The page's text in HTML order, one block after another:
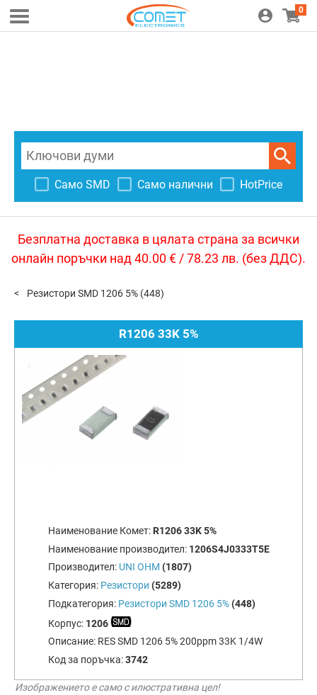
0
Само SMD Само налични HotPrice
Безплатна доставка в цялата страна за всички
онлайн поръчки над 40.00 € / 78.23 лв. (без ДДС).
Резистори SMD 1206 5% (448)
R1206 33K 5%
Наименование Комет: R1206 33K 5%
Наименование производител: 1206S4J0333T5E
Производител: UNI OHM (1807)
Категория: Резистори (5289)
Подкатегория: Резистори SMD 1206 5% (448)
Корпус: 1206
Описание: RES SMD 1206 5% 200ppm 33K 1/4W
Код за поръчка:3742
Изображението е само с илюстративна цел!